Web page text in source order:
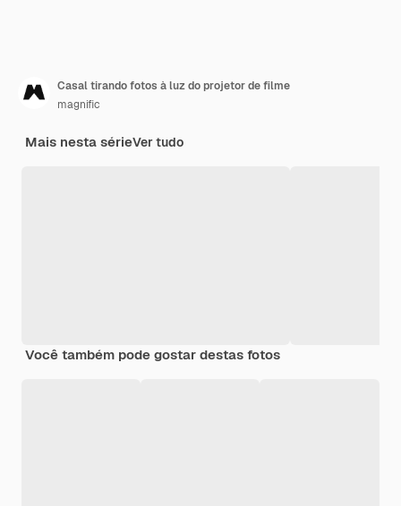
Casal tirando fotos à luz do projetor de filme
magnific
Mais nesta sérieVer tudo
Você também pode gostar destas fotos